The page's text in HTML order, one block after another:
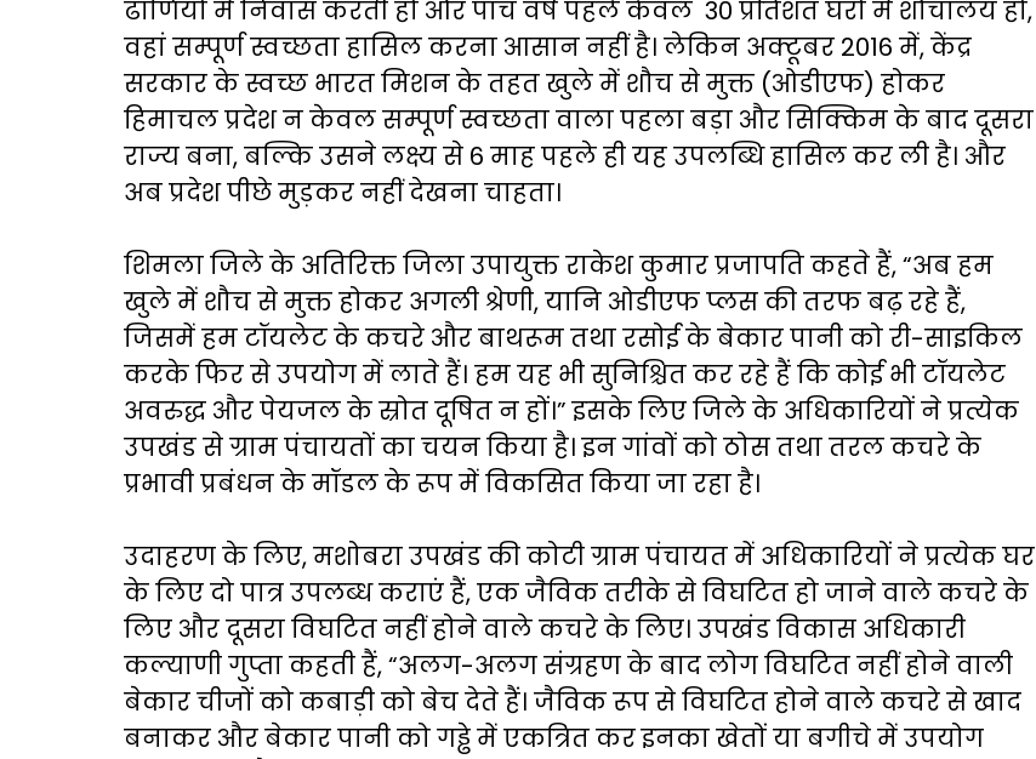
ढाणियों में निवास करती हो और पांच वर्ष पहले केवल 30 प्रतिशत घरों में शौचालय हो,
वहां सम्पूर्ण स्वच्छता हासिल करना आसान नहीं है। लेकिन अक्टूबर 2016 में, केंद्र
सरकार के स्वच्छ भारत मिशन के तहत खुले में शौच से मुक्त (ओडीएफ) होकर
हिमाचल प्रदेश न केवल सम्पूर्ण स्वच्छता वाला पहला बड़ा और सिक्किम के बाद दूसरा
राज्य बना, बल्कि उसने लक्ष्य से 6 माह पहले ही यह उपलब्धि हासिल कर ली है। और
अब प्रदेश पीछे मुड़कर नहीं देखना चाहता।
शिमला जिले के अतिरिक्त जिला उपायुक्त राकेश कुमार प्रजापति कहते हैं, “अब हम
खुले में शौच से मुक्त होकर अगली श्रेणी, यानि ओडीएफ प्लस की तरफ बढ़ रहे हैं,
जिसमें हम टॉयलेट के कचरे और बाथरूम तथा रसोई के बेकार पानी को री-साइकिल
करके फिर से उपयोग में लाते हैं। हम यह भी सुनिश्चित कर रहे हैं कि कोई भी टॉयलेट
अवरुद्ध और पेयजल के स्रोत दूषित न हों।” इसके लिए जिले के अधिकारियों ने प्रत्येक
उपखंड से ग्राम पंचायतों का चयन किया है। इन गांवों को ठोस तथा तरल कचरे के
प्रभावी प्रबंधन के मॉडल के रूप में विकसित किया जा रहा है।
उदाहरण के लिए, मशोबरा उपखंड की कोटी ग्राम पंचायत में अधिकारियों ने प्रत्येक घर
के लिए दो पात्र उपलब्ध कराएं हैं, एक जैविक तरीके से विघटित हो जाने वाले कचरे के
लिए और दूसरा विघटित नहीं होने वाले कचरे के लिए। उपखंड विकास अधिकारी
कल्याणी गुप्ता कहती हैं, “अलग-अलग संग्रहण के बाद लोग विघटित नहीं होने वाली
बेकार चीजों को कबाड़ी को बेच देते हैं। जैविक रूप से विघटित होने वाले कचरे से खाद
बनाकर और बेकार पानी को गड्ढे में एकत्रित कर इनका खेतों या बगीचे में उपयोग